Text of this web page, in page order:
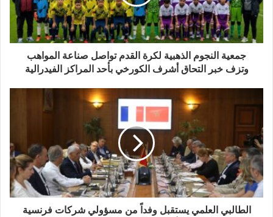
جمعية النجوم الذهبية لكرة القدم تواصل صناعة المواهب
وتزف خبر التحاق أشرف الكورخي بأحد المراكز الفيدرالية
الطالبي العلمي يستقبل وفداً من مسؤولي شركات فرنسية